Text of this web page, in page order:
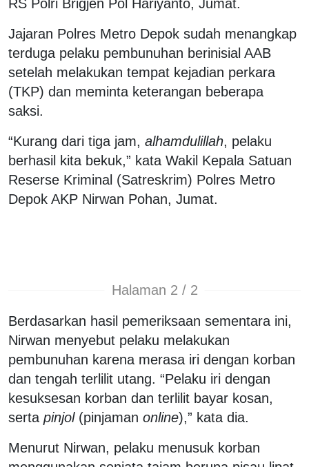
RS Polri Brigjen Pol Hariyanto, Jumat.
Jajaran Polres Metro Depok sudah menangkap
terduga pelaku pembunuhan berinisial AAB
setelah melakukan tempat kejadian perkara
(TKP) dan meminta keterangan beberapa
saksi.
“Kurang dari tiga jam, alhamdulillah, pelaku
berhasil kita bekuk,” kata Wakil Kepala Satuan
Reserse Kriminal (Satreskrim) Polres Metro
Depok AKP Nirwan Pohan, Jumat.
Halaman 2 / 2
Berdasarkan hasil pemeriksaan sementara ini,
Nirwan menyebut pelaku melakukan
pembunuhan karena merasa iri dengan korban
dan tengah terlilit utang. “Pelaku iri dengan
kesuksesan korban dan terlilit bayar kosan,
serta pinjol(pinjaman online),” kata dia.
Menurut Nirwan, pelaku menusuk korban